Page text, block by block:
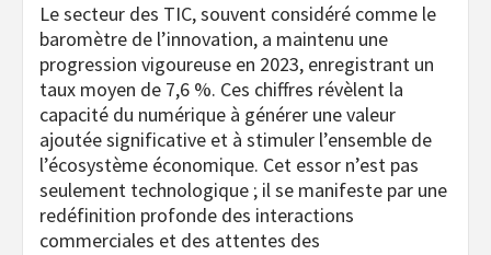
Le secteur des TIC, souvent considéré comme le
baromètre de l’innovation, a maintenu une
progression vigoureuse en 2023, enregistrant un
taux moyen de 7,6 %. Ces chiffres révèlent la
capacité du numérique à générer une valeur
ajoutée significative et à stimuler l’ensemble de
l’écosystème économique. Cet essor n’est pas
seulement technologique ; il se manifeste par une
redéfinition profonde des interactions
commerciales et des attentes des